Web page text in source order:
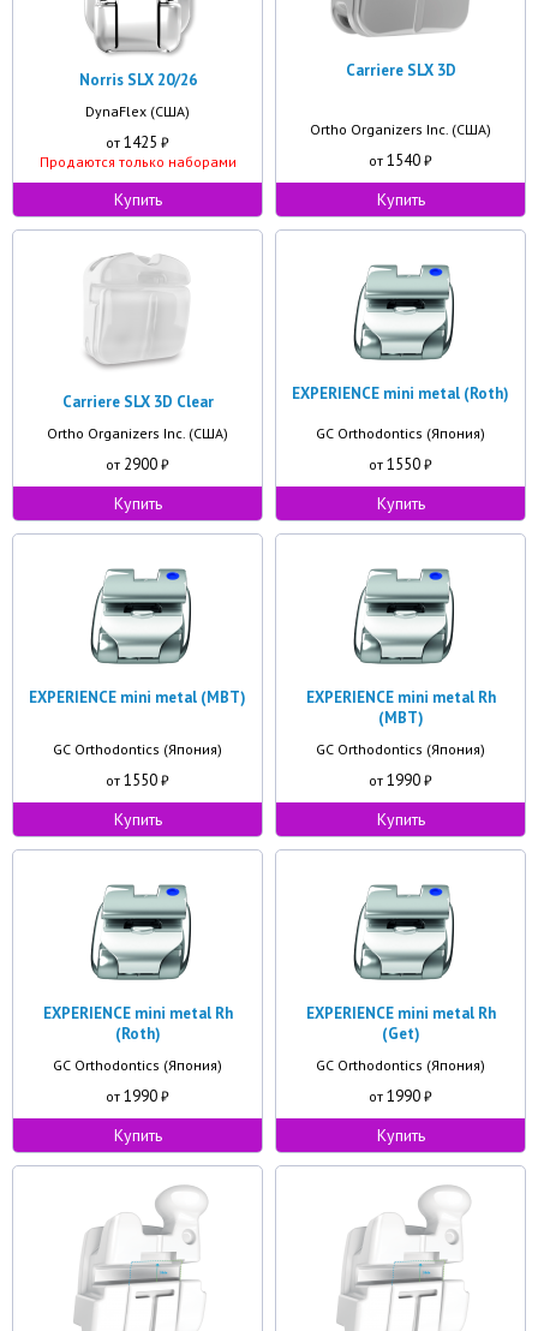
Norris SLX 20/26
DynaFlex (США)
от 1425 ₽
Продаются только наборами
Купить
Carriere SLX 3D
Ortho Organizers Inc. (США)
от 1540 ₽
Купить
Carriere SLX 3D Clear
Ortho Organizers Inc. (США)
от 2900 ₽
Купить
EXPERIENCE mini metal (Roth)
GC Orthodontics (Япония)
от 1550 ₽
Купить
EXPERIENCE mini metal (MBT)
GC Orthodontics (Япония)
от 1550 ₽
Купить
EXPERIENCE mini metal Rh
(MBT)
GC Orthodontics (Япония)
от 1990 ₽
Купить
EXPERIENCE mini metal Rh
(Roth)
GC Orthodontics (Япония)
от 1990 ₽
Купить
EXPERIENCE mini metal Rh
(Get)
GC Orthodontics (Япония)
от 1990 ₽
Купить